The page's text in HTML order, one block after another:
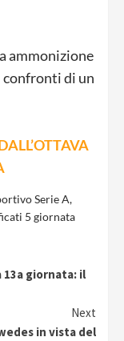
ammonizione
di un
Serie A,
5 giornata
13a giornata: il
Next
in vista del